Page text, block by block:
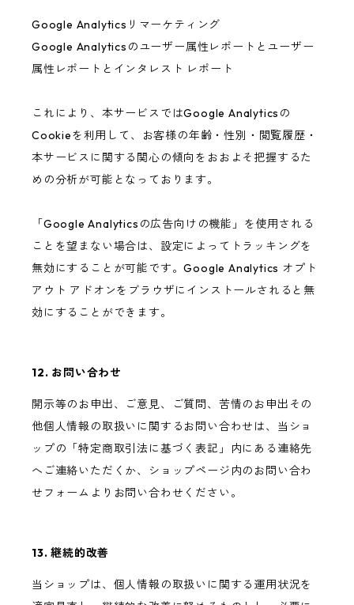
Google Analyticsリマーケティング
Google Analyticsのユーザー属性レポートとユーザー
属性レポートとインタレスト レポート
これにより、本サービスではGoogle Analyticsの
Cookieを利用して、お客様の年齢・性別・閲覧履歴・
本サービスに関する関心の傾向をおおよそ把握するた
めの分析が可能となっております。
「Google Analyticsの広告向けの機能」を使用される
ことを望まない場合は、設定によってトラッキングを
無効にすることが可能です。Google Analytics オプト
アウト アドオンをブラウザにインストールされると無
効にすることができます。
12. お問い合わせ
開示等のお申出、ご意見、ご質問、苦情のお申出その
他個人情報の取扱いに関するお問い合わせは、当ショ
ップの「特定商取引法に基づく表記」内にある連絡先
へご連絡いただくか、ショップページ内のお問い合わ
せフォームよりお問い合わせください。
13. 継続的改善
当ショップは、個人情報の取扱いに関する運用状況を